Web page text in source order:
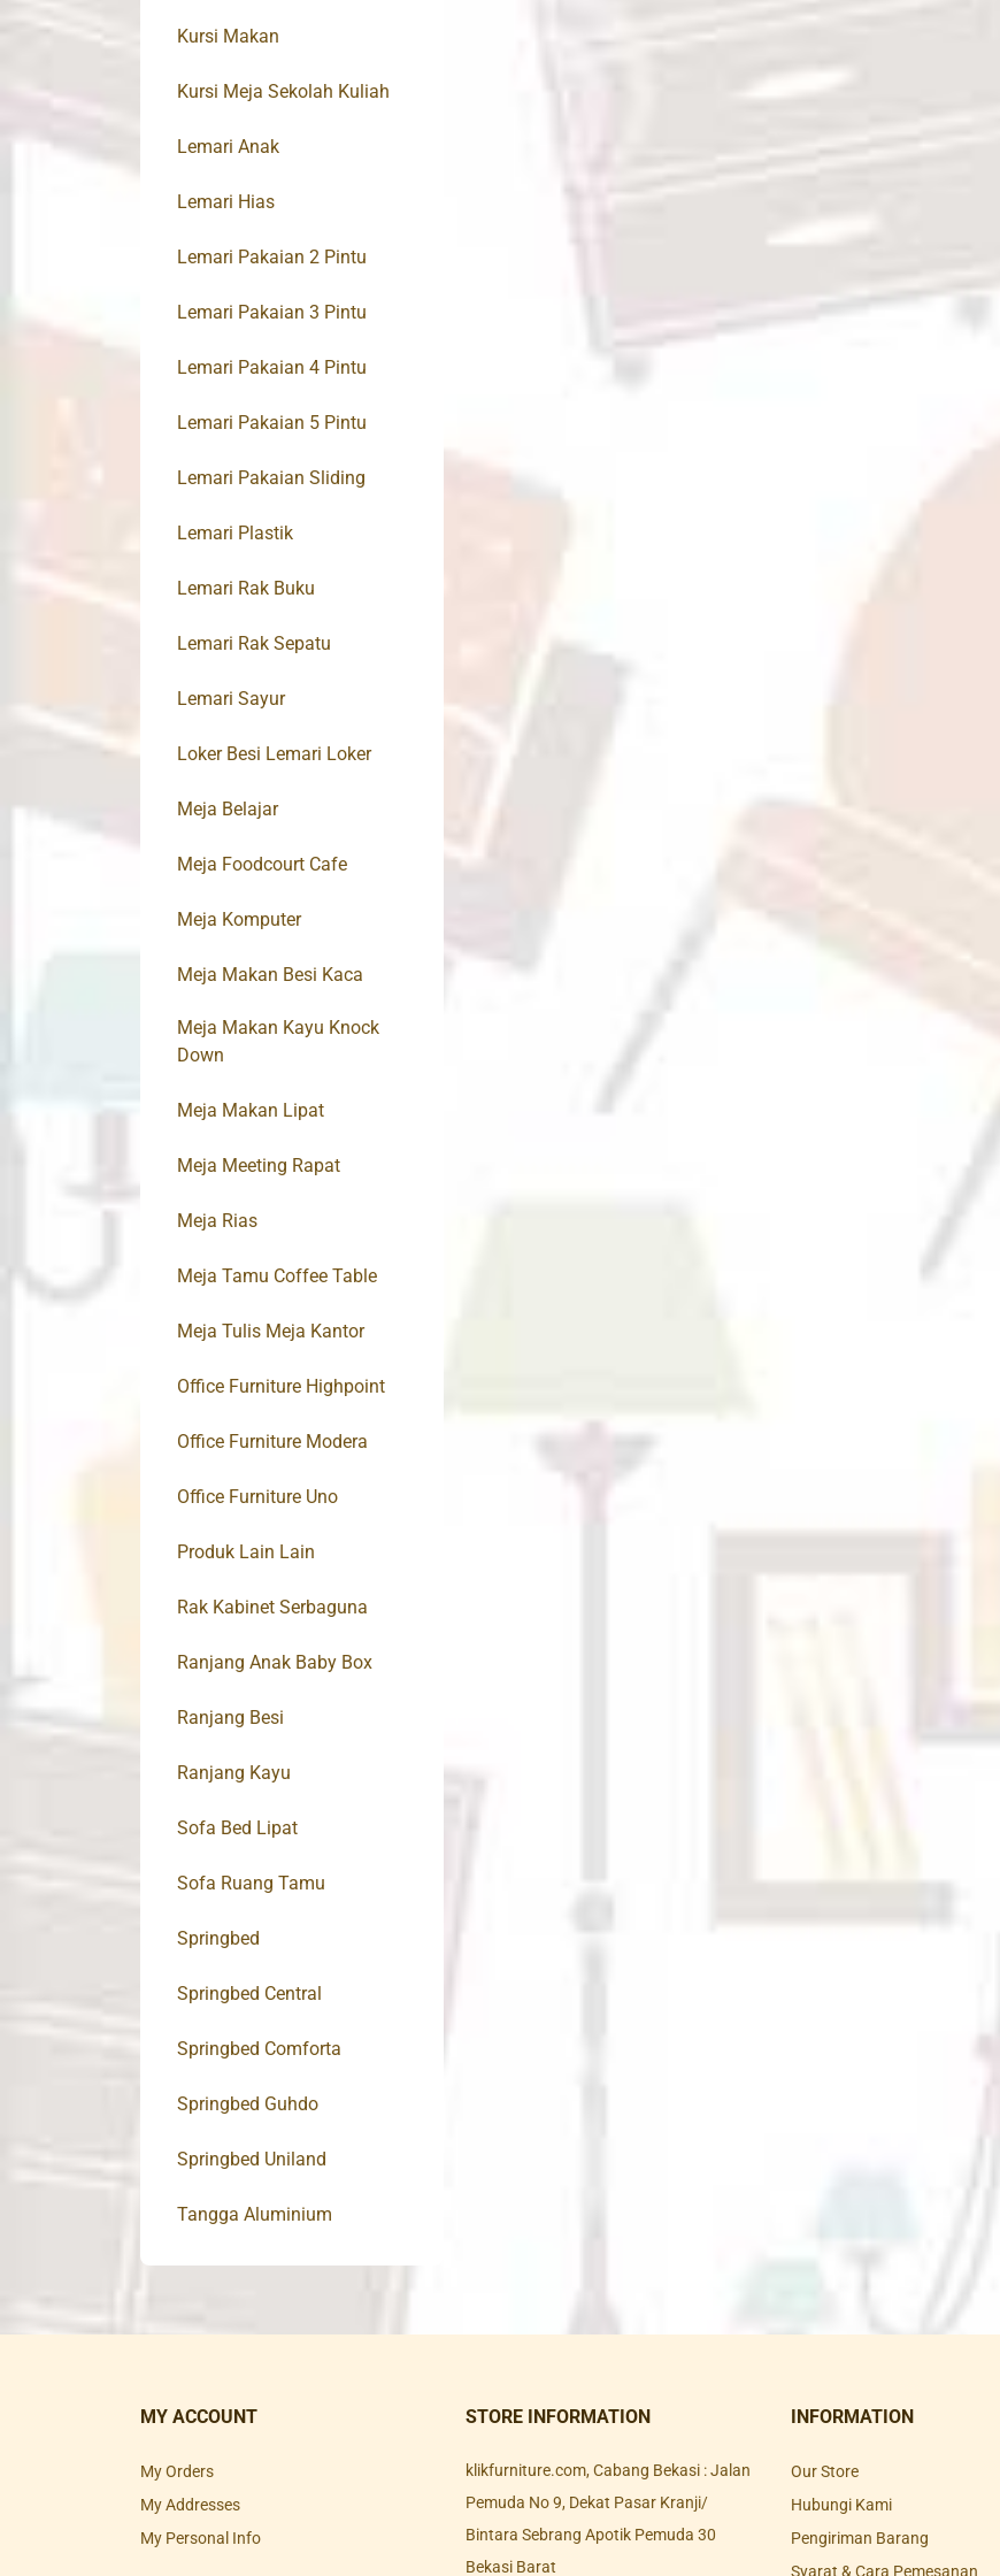
Kursi Makan
Kursi Meja Sekolah Kuliah
Lemari Anak
Lemari Hias
Lemari Pakaian 2 Pintu
Lemari Pakaian 3 Pintu
Lemari Pakaian 4 Pintu
Lemari Pakaian 5 Pintu
Lemari Pakaian Sliding
Lemari Plastik
Lemari Rak Buku
Lemari Rak Sepatu
Lemari Sayur
Loker Besi Lemari Loker
Meja Belajar
Meja Foodcourt Cafe
Meja Komputer
Meja Makan Besi Kaca
Meja Makan Kayu Knock
Down
Meja Makan Lipat
Meja Meeting Rapat
Meja Rias
Meja Tamu Coffee Table
Meja Tulis Meja Kantor
Office Furniture Highpoint
Office Furniture Modera
Office Furniture Uno
Produk Lain Lain
Rak Kabinet Serbaguna
Ranjang Anak Baby Box
Ranjang Besi
Ranjang Kayu
Sofa Bed Lipat
Sofa Ruang Tamu
Springbed
Springbed Central
Springbed Comforta
Springbed Guhdo
Springbed Uniland
Tangga Aluminium
MY ACCOUNT
My Orders
My Addresses
My Personal Info
STORE INFORMATION
klikfurniture.com, Cabang Bekasi : Jalan
Pemuda No 9, Dekat Pasar Kranji/
Bintara Sebrang Apotik Pemuda 30
Bekasi Barat
INFORMATION
Our Store
Hubungi Kami
Pengiriman Barang
Syarat & Cara Pemesanan